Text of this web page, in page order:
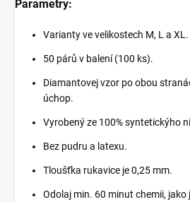
Parametry:
Varianty ve velikostech M, L a XL.
50 párů v balení (100 ks).
Diamantovej vzor po obou
úchop.
Vyrobený ze 100% syntetickýho
Bez pudru a latexu.
Tloušťka rukavice je 0,25 mm.
Odolaj min. 60 minut chemii, jako